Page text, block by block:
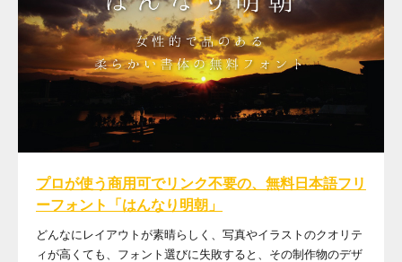
プロが使う商用可でリンク不要の、無料日本語フリ
ーフォント「はんなり明朝」
どんなにレイアウトが素晴らしく、写真やイラストのクオリテ
ィが高くても、フォント選びに失敗すると、その制作物のデザ